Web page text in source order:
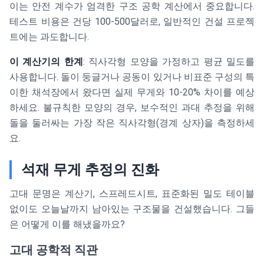
이는 안전 계수가 엄격한 구조 공학 계산에서 중요합니다.
테스트 비용은 건당 100-500달러로, 일반적인 건설 프로젝
트에는 과도합니다.
이 계산기의 한계 : 직사각형 모양을 가정하고 평균 밀도를
사용합니다. 돌이 둥글거나 공동이 있거나 비표준 구성의 특
이한 채석장에서 왔다면 실제 무게와 10-20% 차이를 예상
하세요. 불규칙한 모양의 경우, 보수적인 과대 추정을 위해
돌을 둘러싸는 가장 작은 직사각형(경계 상자)을 측정하세
요.
석재 무게 추정의 진화
고대 문명은 계산기, 스프레드시트, 표준화된 밀도 테이블
없이도 오늘날까지 남아있는 구조물을 건설했습니다. 그들
은 어떻게 이를 해냈을까요?
고대 공학적 직관